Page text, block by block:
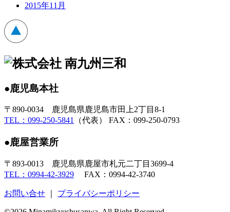
2015年11月
●鹿児島本社
〒890-0034 鹿児島県鹿児島市田上2丁目8-1
TEL：099-250-5841
（代表） FAX：099-250-0793
●鹿屋営業所
〒893-0013 鹿児島県鹿屋市札元二丁目3699-4
TEL：0994-42-3929 FAX：0994-42-3740
お問い合せ プライバシーポリシー